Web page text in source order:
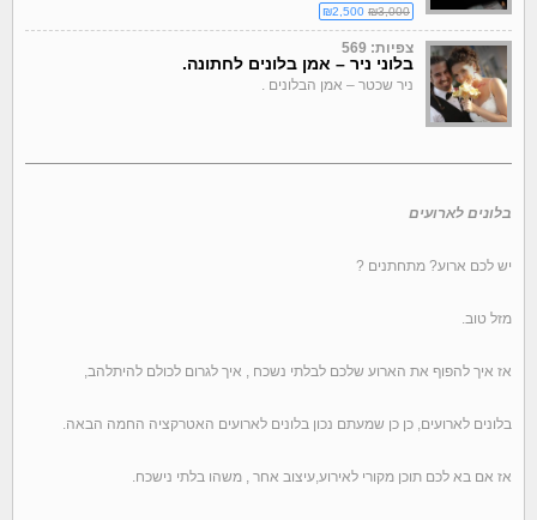
₪3,000
צפיות: 569
בלוני ניר – אמן בלונים לחתונה.
ניר שכטר – אמן הבלונים .
בלונים לארועים
יש לכם ארוע? מתחתנים ?
מזל טוב.
אז איך להפוף את הארוע שלכם לבלתי נשכח , איך לגרום לכולם להיתלהב,
בלונים לארועים, כן כן שמעתם נכון בלונים לארועים האטרקציה החמה הבאה.
אז אם בא לכם תוכן מקורי לאירוע,עיצוב אחר , משהו בלתי נישכח.